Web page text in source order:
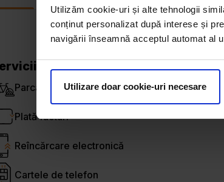
Utilizăm cookie-uri și alte tehnologii
conținut personalizat după interese și
navigării înseamnă acceptul automat al
Utilizare doar cookie-uri necesare
locație
Parcare
Plată facturi
Reîncărcare electronică
Cartele de telefon